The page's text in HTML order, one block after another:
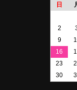
日
2
9
16
23
30